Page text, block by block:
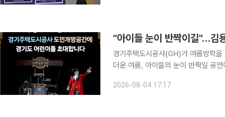
경기주택도시공사(GH)가 여름방학
더운 여름, 아이들의 눈이 반짝일 공연이 GH 본사
초대해 마리오네트 인형극 '낭만유랑
2026-08-04 17:17